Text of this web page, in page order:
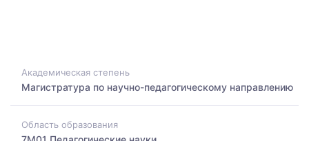
Академическая степень
Магистратура по научно-педагогическому направлению
Область образования